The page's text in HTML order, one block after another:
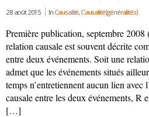
28 août 2015 In Causalité, Causalité (généralités)
Première publication, septembre 2008
relation causale est souvent décrite
entre deux événements. Soit une
admet que les événements situés
temps n’entretiennent aucun lien avec
causale entre les deux événements, R
[…]